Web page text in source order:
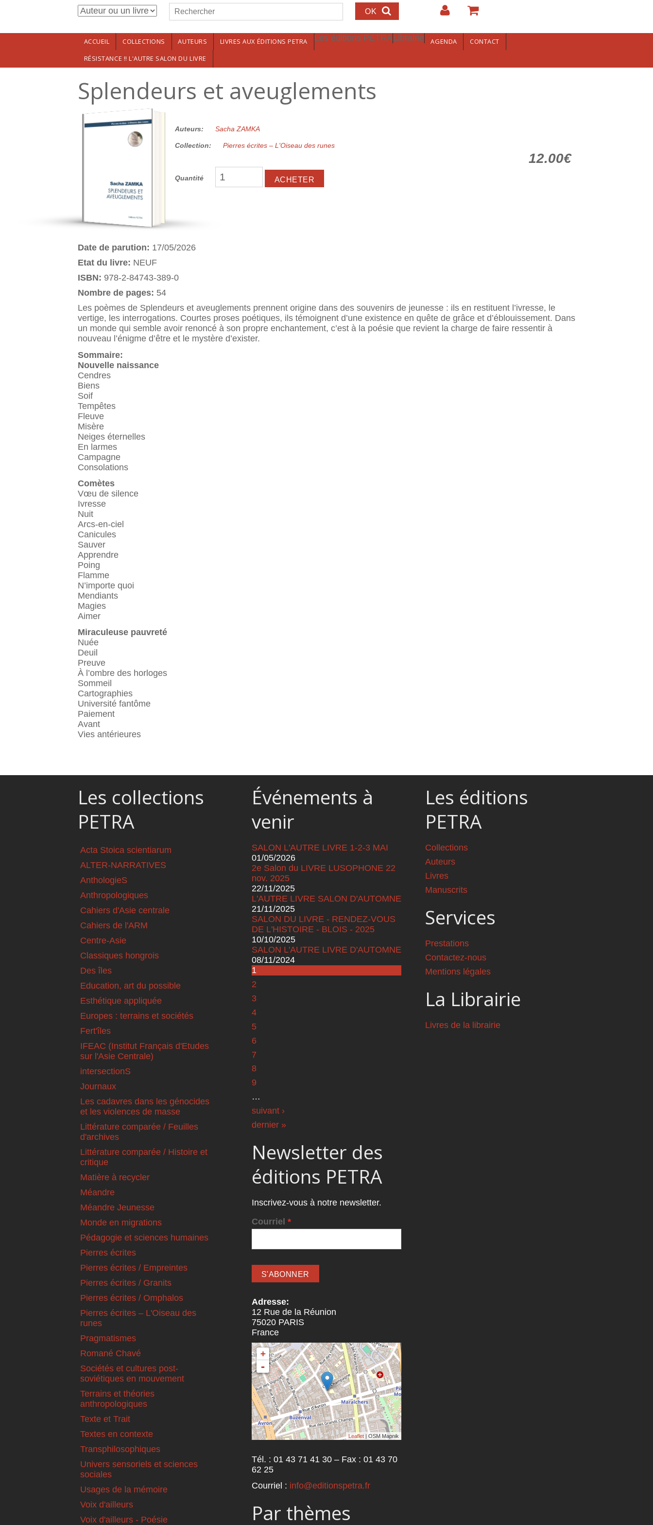
Aller au contenu principalFormulaire de recherche
Rechercher
ACCUEIL COLLECTIONS AUTEURS LIVRES AUX ÉDITIONS PETRA Les éditions PETRALibrairie AGENDA
CONTACT
RÉSISTANCE !! L'AUTRE SALON DU LIVRE
Splendeurs et aveuglements
12.00€ Auteurs: Sacha ZAMKA
Collection: Pierres écrites – L'Oiseau des runes
12.00€
Quantité
Date de parution: 17/05/2026
Etat du livre: NEUF
ISBN: 978-2-84743-389-0
Nombre de pages: 54
Les poèmes de Splendeurs et aveuglements prennent origine dans des souvenirs de jeunesse : ils en restituent l’ivresse, le
vertige, les interrogations. Courtes proses poétiques, ils témoignent d’une existence en quête de grâce et d’éblouissement. Dans
un monde qui semble avoir renoncé à son propre enchantement, c’est à la poésie que revient la charge de faire ressentir à
nouveau l’énigme d’être et le mystère d’exister.
Sommaire:
Nouvelle naissance
Cendres
Biens
Soif
Tempêtes
Fleuve
Misère
Neiges éternelles
En larmes
Campagne
Consolations
Comètes
Vœu de silence
Ivresse
Nuit
Arcs-en-ciel
Canicules
Sauver
Apprendre
Poing
Flamme
N’importe quoi
Mendiants
Magies
Aimer
Miraculeuse pauvreté
Nuée
Deuil
Preuve
À l’ombre des horloges
Sommeil
Cartographies
Université fantôme
Paiement
Avant
Vies antérieures
Les collections
PETRA
Acta Stoica scientiarum
ALTER-NARRATIVES
AnthologieS
Anthropologiques
Cahiers d'Asie centrale
Cahiers de l'ARM
Centre-Asie
Classiques hongrois
Des îles
Education, art du possible
Esthétique appliquée
Europes : terrains et sociétés
Fert'îles
IFEAC (Institut Français d'Etudes
sur l'Asie Centrale)
intersectionS
Journaux
Les cadavres dans les génocides
et les violences de masse
Littérature comparée / Feuilles
d'archives
Littérature comparée / Histoire et
critique
Matière à recycler
Méandre
Méandre Jeunesse
Monde en migrations
Pédagogie et sciences humaines
Pierres écrites
Pierres écrites / Empreintes
Pierres écrites / Granits
Pierres écrites / Omphalos
Pierres écrites – L'Oiseau des
runes
Pragmatismes
Romané Chavé
Sociétés et cultures post-
soviétiques en mouvement
Terrains et théories
anthropologiques
Texte et Trait
Textes en contexte
Transphilosophiques
Univers sensoriels et sciences
sociales
Usages de la mémoire
Voix d'ailleurs
Voix d'ailleurs - Poésie
Événements à
venir
SALON L'AUTRE LIVRE 1-2-3 MAI
01/05/2026
2e Salon du LIVRE LUSOPHONE 22
nov. 2025
22/11/2025
L'AUTRE LIVRE SALON D'AUTOMNE
21/11/2025
SALON DU LIVRE - RENDEZ-VOUS
DE L'HISTOIRE - BLOIS - 2025
10/10/2025
SALON L'AUTRE LIVRE D'AUTOMNE
08/11/2024
Pages
1
2
3
4
5
6
7
8
9
…
suivant ›
dernier »
Newsletter des
éditions PETRA
Inscrivez-vous à notre newsletter.
Courriel *
Adresse:
12 Rue de la Réunion
75020 PARIS
France
+
-
Leaflet | OSM Mapnik
Tél. : 01 43 71 41 30 – Fax : 01 43 70
62 25
Courriel : info@editionspetra.fr
Par thèmes
Les éditions
PETRA
Collections
Auteurs
Livres
Manuscrits
Services
Prestations
Contactez-nous
Mentions légales
La Librairie
Livres de la librairie